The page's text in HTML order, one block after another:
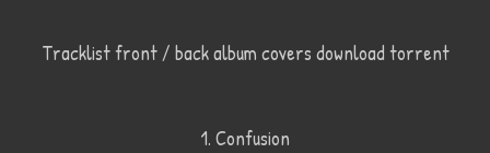
Tracklist front / back album covers download torrent
1. Confusion